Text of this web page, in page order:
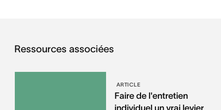
Ressources associées
ARTICLE
Faire de l'entretien
individuel un vrai levier